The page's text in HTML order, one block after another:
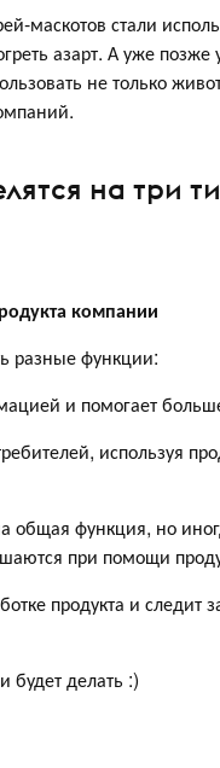
маскотов стали
азарт. А уже
не только
на три
компании
разные функции:
и помогает
используя
общая функция, но
при помощи
продукта и
будет делать :)